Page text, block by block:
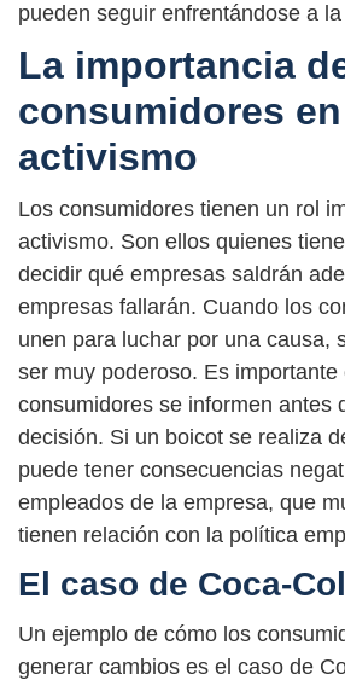
pueden seguir enfrentándose a
La importancia
consumidores
activismo
Los consumidores tienen un rol
activismo. Son ellos quienes
decidir qué empresas saldrán
empresas fallarán. Cuando los
unen para luchar por una causa,
ser muy poderoso. Es importante
consumidores se informen antes
decisión. Si un boicot se realiza
puede tener consecuencias
empleados de la empresa, que
tienen relación con la política
El caso de Coca-
Un ejemplo de cómo los
generar cambios es el caso de